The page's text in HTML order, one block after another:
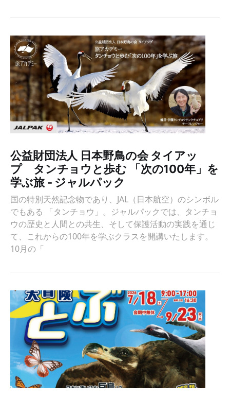
公益財団法人 日本野鳥の会 タイアッ
プ タンチョウと歩む 「次の100年」を
学ぶ旅 - ジャルパック
国の特別天然記念物であり、JAL（日本航空）のシンボル
でもある 「タンチョウ」。ジャルパックでは、タンチョ
ウの歴史と人間との共生、そして保護活動の実践を通じ
て、これからの100年を学ぶクラスを開講いたします。
10月の「